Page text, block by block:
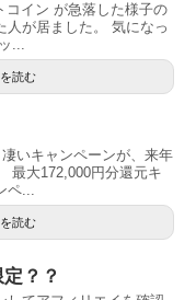
コイン が急落した様子の
人が居ました。 気になっ
...
読む
いキャンペーンが、来年
最大172,000円分還元キ
ペ...
読む
？？